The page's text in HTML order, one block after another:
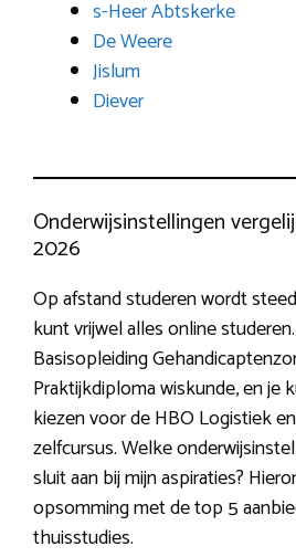
s-Heer Abtskerke
De Weere
Jislum
Diever
Onderwijsinstellingen
2026
Op afstand studeren wordt
kunt vrijwel alles online
Basisopleiding
Praktijkdiploma wiskunde, en je
kiezen voor de HBO Logistiek
zelfcursus. Welke
sluit aan bij mijn aspiraties?
opsomming met de top 5
thuisstudies.